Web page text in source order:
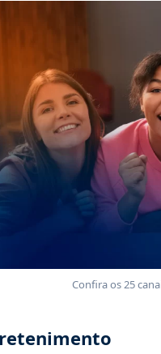
Confira os 25